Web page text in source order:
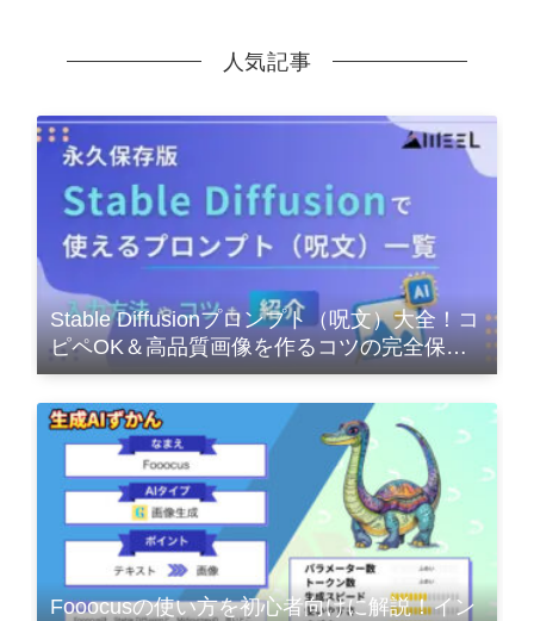
人気記事
Stable Diffusionプロンプト（呪文）大全！コ
ピペOK＆高品質画像を作るコツの完全保存
版
Fooocusの使い方を初心者向けに解説！イン